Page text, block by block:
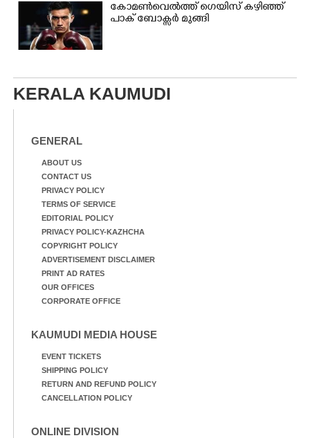
കോമൺവെൽത്ത് ഗെയിസ് കഴിഞ്ഞ്
പാക് ബോക്സർ മുങ്ങി
KERALA KAUMUDI
GENERAL
ABOUT US
CONTACT US
PRIVACY POLICY
TERMS OF SERVICE
EDITORIAL POLICY
PRIVACY POLICY-KAZHCHA
COPYRIGHT POLICY
ADVERTISEMENT DISCLAIMER
PRINT AD RATES
OUR OFFICES
CORPORATE OFFICE
KAUMUDI MEDIA HOUSE
EVENT TICKETS
SHIPPING POLICY
RETURN AND REFUND POLICY
CANCELLATION POLICY
ONLINE DIVISION